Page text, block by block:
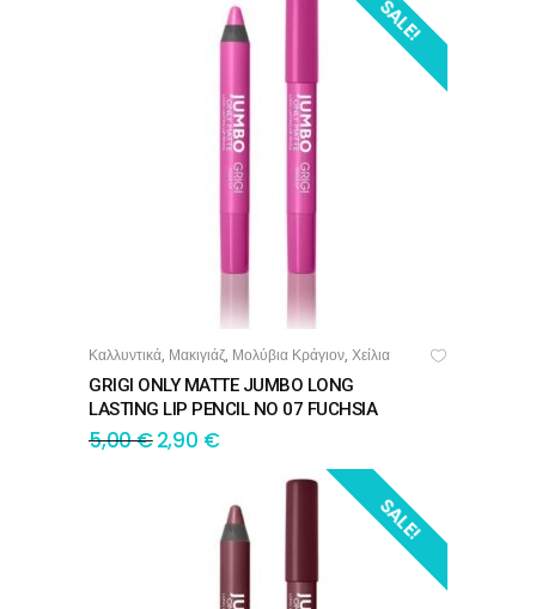
SALE!
ΠΡΟΣΘΉΚΗ ΣΤΟ ΚΑΛΆΘΙ
Καλλυντικά, Μακιγιάζ, Μολύβια Κράγιον, Χείλια
GRIGI ONLY MATTE JUMBO LONG
LASTING LIP PENCIL NO 07 FUCHSIA
5,00€2,90 €
SALE!